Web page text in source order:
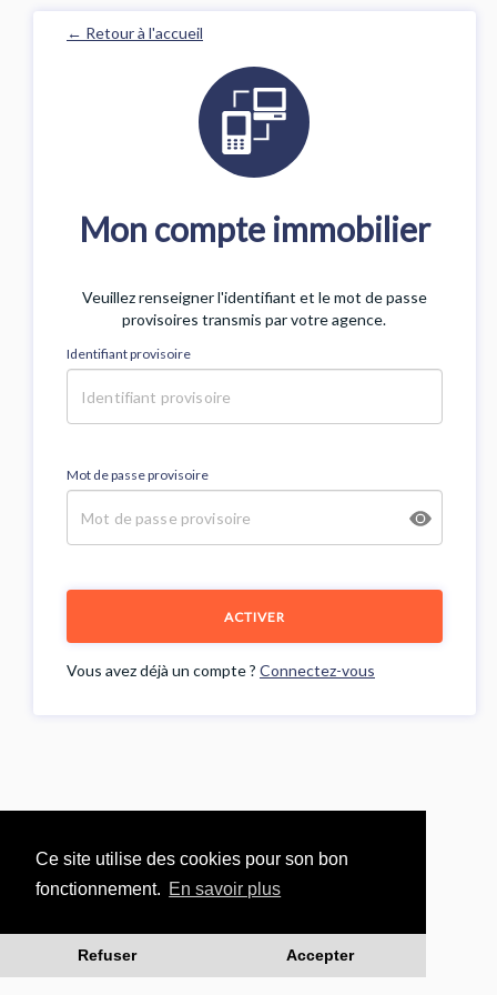
Ce site utilise des cookies pour son bon
fonctionnement. En savoir plus
Refuser Accepter
← Retour à l'accueil
Mon compte immobilier
Veuillez renseigner l'identifiant et le mot de passe
provisoires transmis par votre agence.
Identifiant provisoire
Mot de passe provisoire
ACTIVER
Vous avez déjà un compte ? Connectez-vous